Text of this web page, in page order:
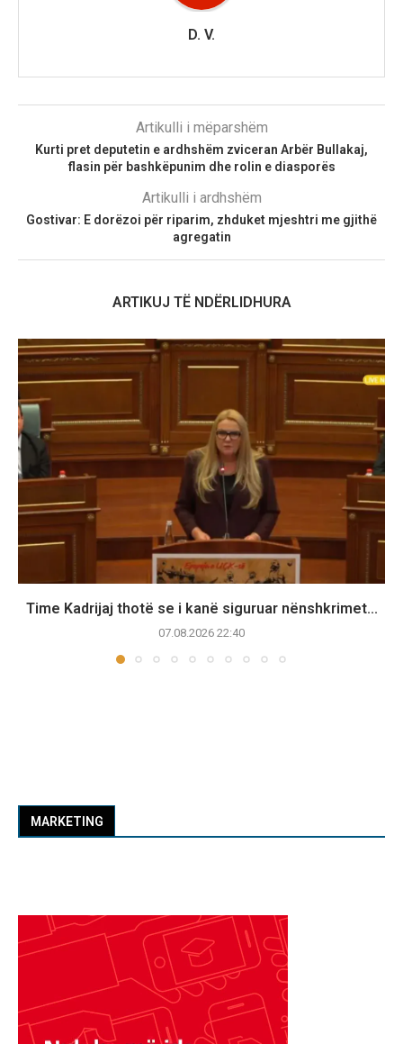
D. V.
Artikulli i mëparshëm
Kurti pret deputetin e ardhshëm zviceran Arbër Bullakaj,
flasin për bashkëpunim dhe rolin e diasporës
Artikulli i ardhshëm
Gostivar: E dorëzoi për riparim, zhduket mjeshtri me gjithë
agregatin
ARTIKUJ TË NDËRLIDHURA
Time Kadrijaj thotë se i kanë siguruar nënshkrimet...
07.08.2026 22:40
MARKETING